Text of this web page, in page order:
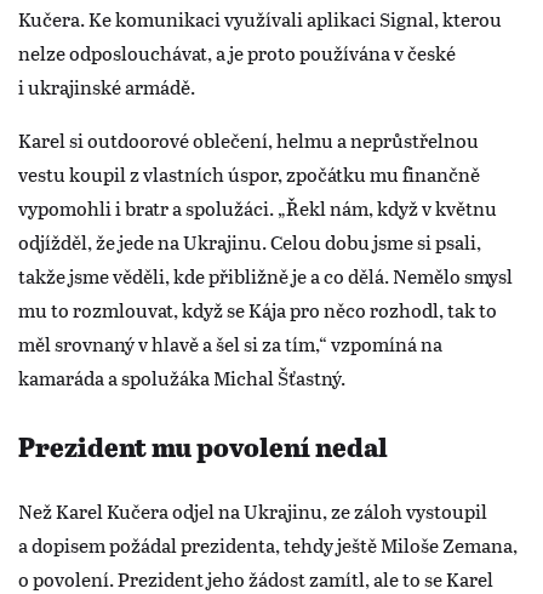
Kučera. Ke komunikaci využívali aplikaci Signal, kterou
nelze odposlouchávat, a je proto používána v české
i ukrajinské armádě.
Karel si outdoorové oblečení, helmu a neprůstřelnou
vestu koupil z vlastních úspor, zpočátku mu finančně
vypomohli i bratr a spolužáci. „Řekl nám, když v květnu
odjížděl, že jede na Ukrajinu. Celou dobu jsme si psali,
takže jsme věděli, kde přibližně je a co dělá. Nemělo smysl
mu to rozmlouvat, když se Kája pro něco rozhodl, tak to
měl srovnaný v hlavě a šel si za tím,“ vzpomíná na
kamaráda a spolužáka Michal Šťastný.
Prezident mu povolení nedal
Než Karel Kučera odjel na Ukrajinu, ze záloh vystoupil
a dopisem požádal prezidenta, tehdy ještě Miloše Zemana,
o povolení. Prezident jeho žádost zamítl, ale to se Karel